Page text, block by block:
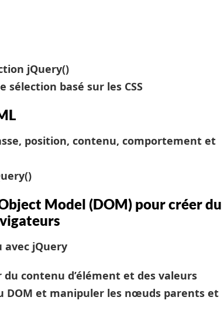
jQuery()
basé sur les CSS
position, contenu, comportement et
Model (DOM) pour créer du
jQuery
contenu d’élément et des valeurs
DOM et manipuler les nœuds parents et